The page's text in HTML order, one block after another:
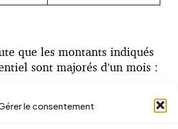
le consentement
que les montants indiqués
sont majorés d’un mois :
était âgé d’au moins 50
de la rupture ;